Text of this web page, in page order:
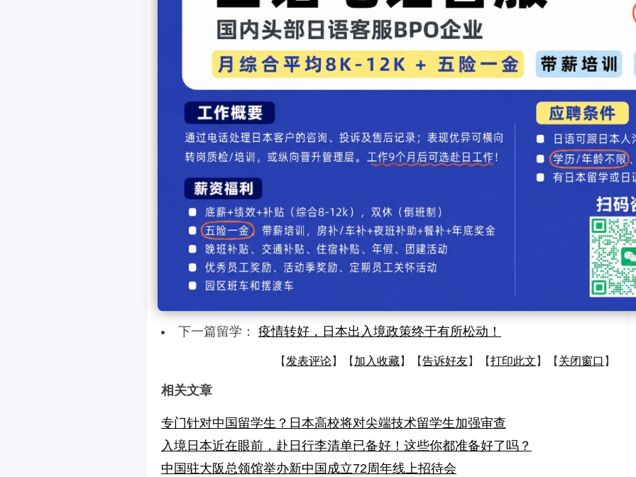
态，日本民众基本无视是否处在紧急状态，繁华地区居酒屋依然在营业，人们依
然在扎堆。李辰说：“我还会保持高度警惕，谨防感染。目前采取的防疫措施仅仅
是对紧急事态宣言中的一点点缓和，但如果疫情反弹，估计还会回到原来的状
态。”
“在日本处于紧急状态下，我们在学校进行研究实验后的夜间生活不太便利，但紧
急事态一旦宣布结束，我依然还是会保持现有的防护措施，戴口罩，勤洗手，不
去人多的地方聚集等等。”中国留学生邱天告诉记者，目前给人一种不确定感，连
续5次宣布进入紧急状态和取消，民众已经麻木，有种“狼来了”喊多了的感觉。
留学录入：贯通日本语 责任编辑：贯通日本语
下一篇留学： 疫情转好，日本出入境政策终于有所松动！
【 发表评论】【 加入收藏】【告诉好友】【打印此文 】【 关闭窗口 】
相关文章
专门针对中国留学生？日本高校将对尖端技术留学生加强审查
入境日本近在眼前，赴日行李清单已备好！这些你都准备好了吗？
中国驻大阪总领馆举办新中国成立72周年线上招待会